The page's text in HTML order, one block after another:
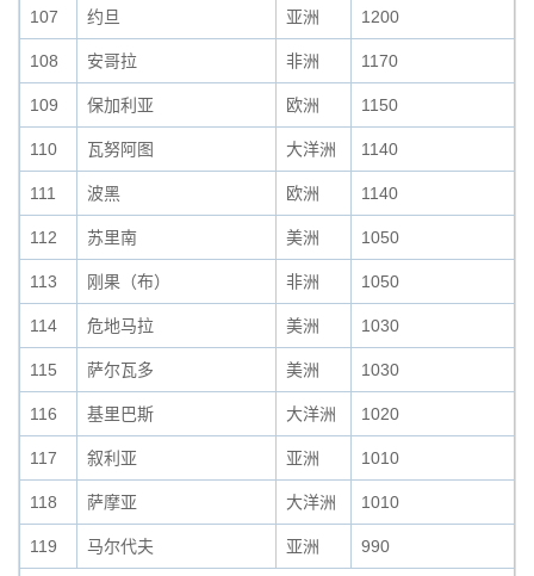
107 约旦 亚洲 1200
108 安哥拉 非洲 1170
109 保加利亚 欧洲 1150
110 瓦努阿图 大洋洲 1140
111 波黑 欧洲 1140
112 苏里南 美洲 1050
113 刚果（布） 非洲 1050
114 危地马拉 美洲 1030
115 萨尔瓦多 美洲 1030
116 基里巴斯 大洋洲 1020
117 叙利亚 亚洲 1010
118 萨摩亚 大洋洲 1010
119 马尔代夫 亚洲 990